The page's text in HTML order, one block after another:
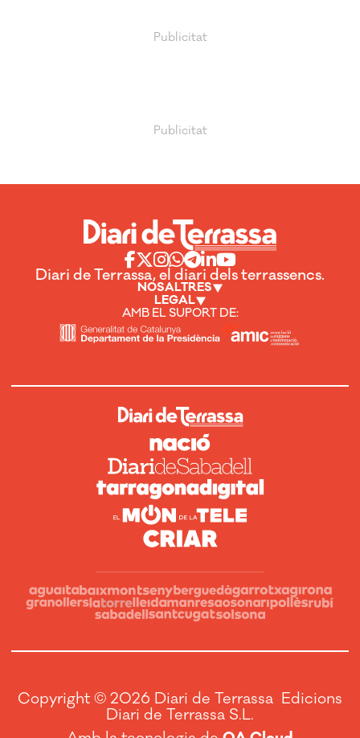
Diari de Terrassa, el diari dels terrassencs.
NOSALTRES
LEGAL
AMB EL SUPORT DE:
Copyright © 2026 Diari de Terrassa Edicions
Diari de Terrassa S.L.